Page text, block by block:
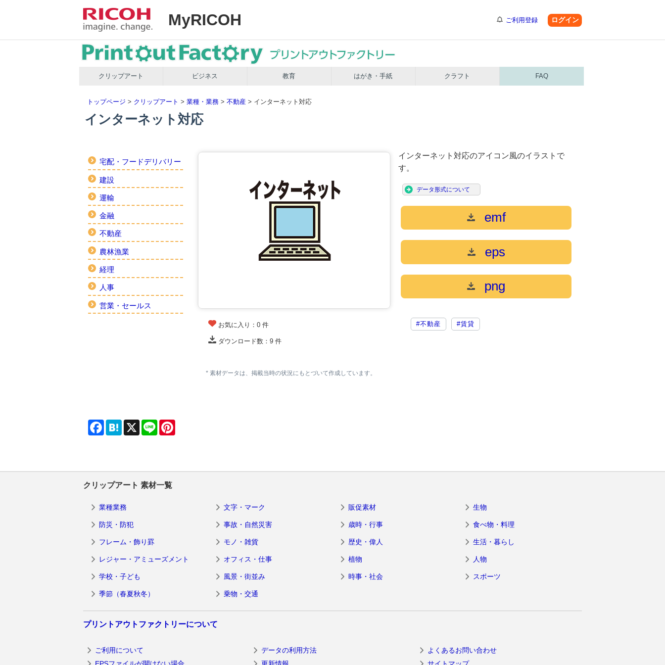
MyRICOH ご利用登録 ログイン
クリップアート ビジネス 教育 はがき・手紙 クラフト FAQ
トップページ > クリップアート > 業種・業務 > 不動産 > インターネット対応
インターネット対応
宅配・フードデリバリー
建設
運輸
金融
不動産
農林漁業
経理
人事
営業・セールス
インターネット対応のアイコン風のイラストで
す。
データ形式について
emf
eps
png
お気に入り：0 件
ダウンロード数：9 件
#不動産 #賃貸
* 素材データは、掲載当時の状況にもとづいて作成しています。
FacebookHatenaX Line
クリップアート 素材一覧
業種業務 文字・マーク 販促素材 生物
防災・防犯 事故・自然災害 歳時・行事 食べ物・料理
フレーム・飾り罫 モノ・雑貨 歴史・偉人 生活・暮らし
レジャー・アミューズメント オフィス・仕事 植物 人物
学校・子ども 風景・街並み 時事・社会 スポーツ
季節（春夏秋冬） 乗物・交通
プリントアウトファクトリーについて
ご利用について データの利用方法
よくあるお問い合わせ